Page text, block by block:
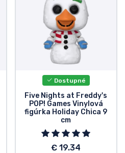
Dostupné
Five Nights at Freddy's
POP! Games Vinylová
figúrka Holiday Chica 9
cm
€ 19.34